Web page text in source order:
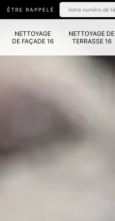
ÊTRE RAPPELÉ
NETTOYAGE
DE FAÇADE 16
NETTOYAGE DE
TERRASSE 16